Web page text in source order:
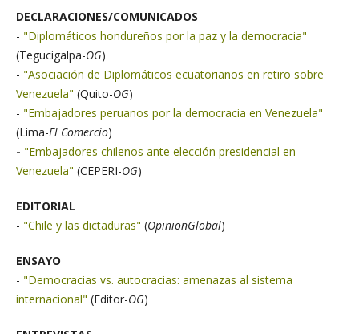
DECLARACIONES/COMUNICADOS
- "Diplomáticos hondureños por la paz y la democracia"
(Tegucigalpa-OG)
- "Asociación de Diplomáticos ecuatorianos en retiro sobre
Venezuela" (Quito-OG)
- "Embajadores peruanos por la democracia en Venezuela"
(Lima-El Comercio)
- "Embajadores chilenos ante elección presidencial en
Venezuela" (CEPERI-OG)
EDITORIAL
- "Chile y las dictaduras" (OpinionGlobal)
ENSAYO
- "Democracias vs. autocracias: amenazas al sistema
internacional" (Editor-OG)